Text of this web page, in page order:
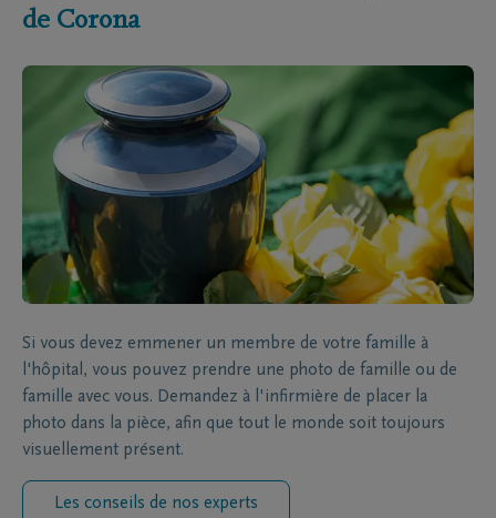
de Corona
Si vous devez emmener un membre de votre famille à
l'hôpital, vous pouvez prendre une photo de famille ou de
famille avec vous. Demandez à l'infirmière de placer la
photo dans la pièce, afin que tout le monde soit toujours
visuellement présent.
Les conseils de nos experts